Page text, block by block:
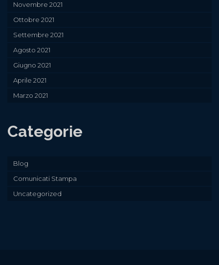
Novembre 2021
Ottobre 2021
Settembre 2021
Agosto 2021
Giugno 2021
Aprile 2021
Marzo 2021
Categorie
Blog
Comunicati Stampa
Uncategorized